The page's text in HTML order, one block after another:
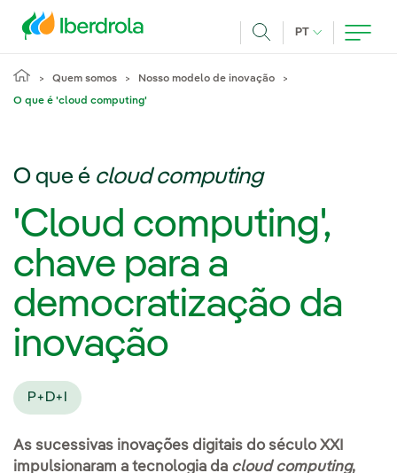
PT IDIOMA ATUAL,
Quem somos Nosso modelo de inovação
O que é 'cloud computing'
O que é cloud computing
'Cloud computing',
chave para a
democratização da
inovação
P+D+I
As sucessivas inovações digitais do século XXI
impulsionaram a tecnologia da cloud computing,